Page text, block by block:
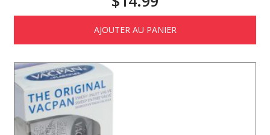
AJOUTER AU PANIER